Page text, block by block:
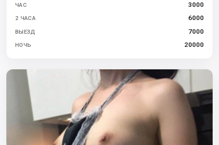
ЧАС 3000
2 ЧАСА 6000
ВЫЕЗД 7000
НОЧЬ 20000